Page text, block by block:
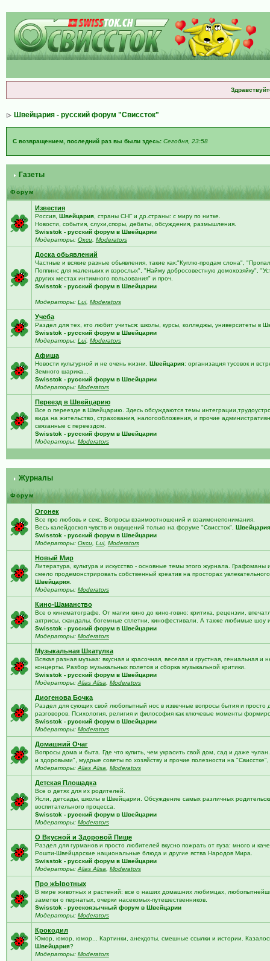
Швейцария - русский форум "Свиссток"
С возвращением, последний раз вы были здесь: Сегодня, 23:58
Газеты
Форум
Известия
Россия, Швейцария, страны СНГ и др.страны: с миру по нитке.
Новости, события, слухи,споры, дебаты, обсуждения, размышления.
Swisstok - русский форум в Швейцарии
Модераторы: Окси, Moderators
Доска обьявлений
Частные и всякие разные обьявления, такие как:"Куплю-продам слона",
Поппинс для маленьких и взрослых", "Найму добросовестную домохозяйку",
других местах интимного пользования" и проч.
Swisstok - русский форум в Швейцарии
Модераторы: Lui, Moderators
Учеба
Раздел для тех, кто любит учиться: школы, курсы, колледжы, университеты в
Swisstok - русский форум в Швейцарии
Модераторы: Lui, Moderators
Афиша
Новости культурной и не очень жизни. Швейцария: организация тусовок и
Земного шарика...
Swisstok - русский форум в Швейцарии
Модераторы: Moderators
Переезд в Швейцарию
Все о переезде в Швейцарию. Здесь обсуждаются темы
вида на жительство, страхования, налогообложения, и прочие
связанные с переездом.
Swisstok - русский форум в Швейцарии
Модераторы: Moderators
Журналы
Форум
Огонек
Все про любовь и секс. Вопросы взаимоотношений и взаимонепонимания.
Весь калейдоскоп чувств и ощущений только на форуме "Свиссток", Швейцария
Swisstok - русский форум в Швейцарии
Модераторы: Окси, Lui, Moderators
Новый Мир
Литература, культура и искусство - основные темы этого журнала. Графоманы
смело продемонстрировать собственный креатив на просторах
Швейцария.
Модераторы: Moderators
Кино-Шаманство
Все о кинематографе. От магии кино до кино-говно: критика, рецензии,
актрисы, скандалы, богемные сплетни, кинофестивали. А также любимые шоу
Swisstok - русский форум в Швейцарии
Модераторы: Moderators
Музыкальная Шкатулка
Всякая разная музыка: вкусная и красочная, веселая и грустная, гениальная и
концерты. Разбор музыкальных полетов и сборка музыкальной критики.
Swisstok - русский форум в Швейцарии
Модераторы: Alias Alisa Moderators
Диогенова Бочка
Раздел для сующих свой любопытный нос в извечные вопросы бытия и просто
разговоров. Психология, религия и философия как ключевые моменты
Swisstok - русский форум в Швейцарии
Модераторы: Moderators
Домашний Очаг
Вопросы дома и быта. Где что купить, чем украсить свой дом, сад и даже
и здоровыми", мудрые советы по хозяйству и прочие полезности на "Свисстке",
Модераторы: Alias Alisa Moderators
Детская Площадка
Все о детях для их родителей.
Ясли, детсады, школы в Швейцарии. Обсуждение самых различных
воспитательного процесса.
Swisstok - русский форум в Швейцарии
Модераторы: Moderators
О Вкусной и Здоровой Пище
Раздел для гурманов и просто любителей вкусно пожрать от пуза: много и
Рошти-Швейцарские национальные блюда и другие яства Народов Мира.
Swisstok - русский форум в Швейцарии
Модераторы: Alias Alisa Moderators
Про жЫвотных
В мире животных и растений: все о наших домашних любимцах,
заметки о пернатых, очерки насекомых-путешественников.
Swisstok - русскоязычный форум в Швейцарии
Модераторы: Moderators
Крокодил
Юмор, юмор, юмор... Картинки, анекдоты, смешные ссылки и истории.
Швейцария?
Модераторы: Moderators